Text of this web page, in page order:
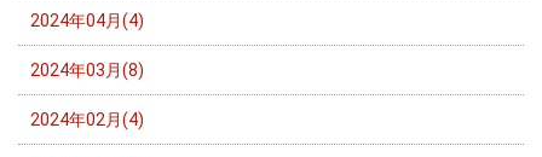
2024年04月(4)
2024年03月(8)
2024年02月(4)